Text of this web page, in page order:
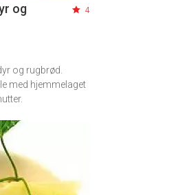
nyhetsbrev fra
nyhetsbrev. Du
og
4
og rugbrød.
med hjemmelaget